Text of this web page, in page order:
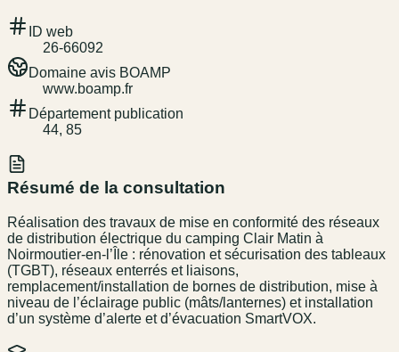
ID web
26-66092
Domaine avis BOAMP
www.boamp.fr
Département publication
44, 85
Résumé de la consultation
Réalisation des travaux de mise en conformité des réseaux
de distribution électrique du camping Clair Matin à
Noirmoutier-en-l’Île : rénovation et sécurisation des tableaux
(TGBT), réseaux enterrés et liaisons,
remplacement/installation de bornes de distribution, mise à
niveau de l’éclairage public (mâts/lanternes) et installation
d’un système d’alerte et d’évacuation SmartVOX.